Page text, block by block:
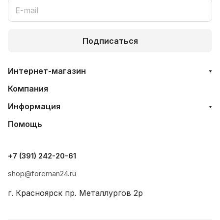
Подписаться
Интернет-магазин
Компания
Информация
Помощь
+7 (391) 242-20-61
shop@foreman24.ru
г. Красноярск пр. Металлургов 2р